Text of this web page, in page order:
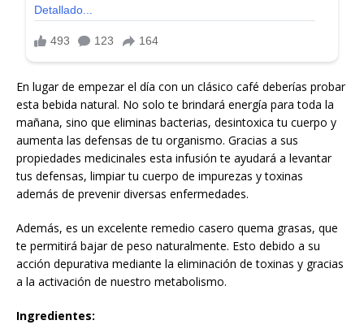
En lugar de empezar el día con un clásico café deberías probar
esta bebida natural. No solo te brindará energía para toda la
mañana, sino que eliminas bacterias, desintoxica tu cuerpo y
aumenta las defensas de tu organismo. Gracias a sus
propiedades medicinales esta infusión te ayudará a levantar
tus defensas, limpiar tu cuerpo de impurezas y toxinas
además de prevenir diversas enfermedades.
Además, es un excelente remedio casero quema grasas, que
te permitirá bajar de peso naturalmente. Esto debido a su
acción depurativa mediante la eliminación de toxinas y gracias
a la activación de nuestro metabolismo.
Ingredientes: